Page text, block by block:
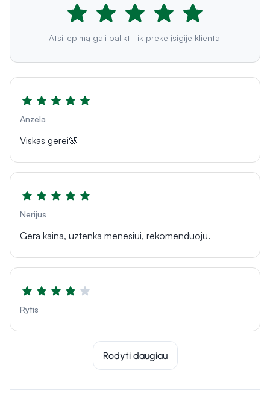
Atsiliepimą gali palikti tik prekę įsigiję klientai
Anzela
Viskas gerei🌸
Nerijus
Gera kaina, uztenka menesiui, rekomenduoju.
Rytis
Rodyti daugiau